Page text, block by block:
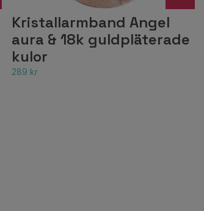
Kristallarmband Angel
aura & 18k guldpläterade
kulor
289 kr